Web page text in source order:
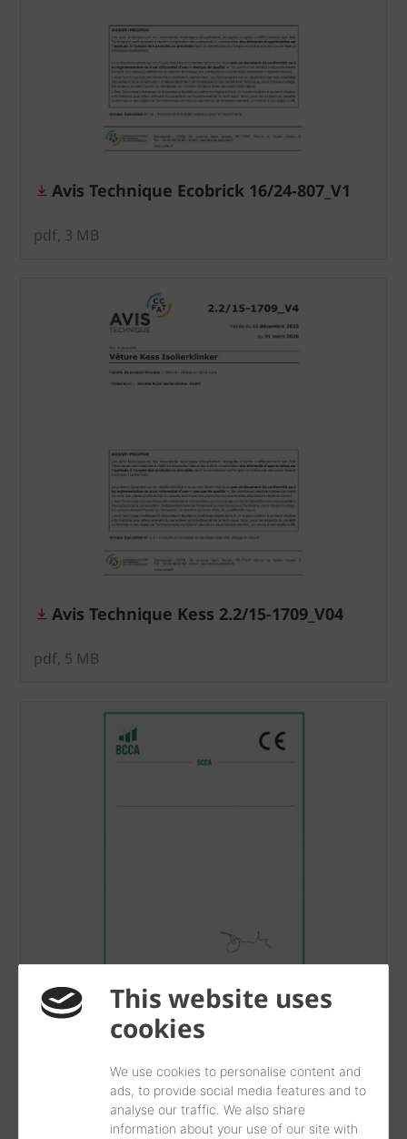
This website uses
cookies
We use cookies to personalise content and
ads, to provide social media features and to
analyse our traffic. We also share
information about your use of our site with
Avis Technique Ecobrick 16/24-807_V1
pdf, 3 MB
Avis Technique Kess 2.2/15-1709_V04
pdf, 5 MB
Certificat CE Beerse 2025 04 01 EN